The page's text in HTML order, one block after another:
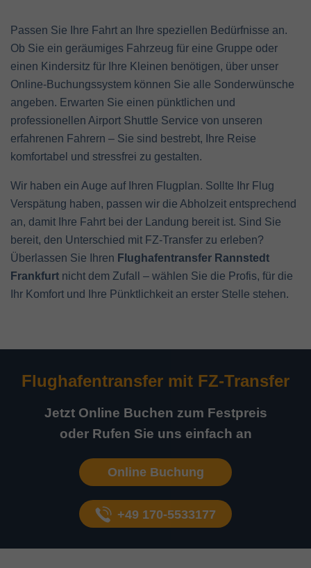
Passen Sie Ihre Fahrt an Ihre speziellen Bedürfnisse an.
Ob Sie ein geräumiges Fahrzeug für eine Gruppe oder
einen Kindersitz für Ihre Kleinen benötigen, über unser
Online-Buchungssystem können Sie alle Sonderwünsche
angeben. Erwarten Sie einen pünktlichen und
professionellen Airport Shuttle Service von unseren
erfahrenen Fahrern – Sie sind bestrebt, Ihre Reise
komfortabel und stressfrei zu gestalten.
Wir haben ein Auge auf Ihren Flugplan. Sollte Ihr Flug
Verspätung haben, passen wir die Abholzeit entsprechend
an, damit Ihre Fahrt bei der Landung bereit ist. Sind Sie
bereit, den Unterschied mit FZ-Transfer zu erleben?
Überlassen Sie Ihren Flughafentransfer Rannstedt
Frankfurt nicht dem Zufall – wählen Sie die Profis, für die
Ihr Komfort und Ihre Pünktlichkeit an erster Stelle stehen.
Flughafentransfer mit FZ-Transfer
Jetzt Online Buchen zum Festpreis
oder Rufen Sie uns einfach an
Online Buchung
+49 170-5533177